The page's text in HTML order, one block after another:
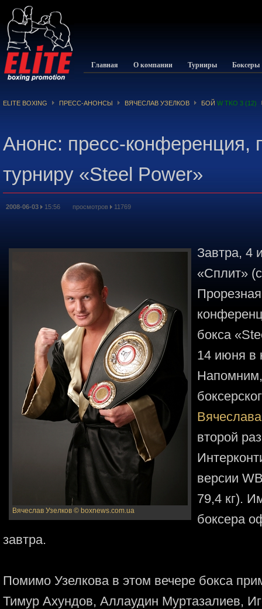
Главная О компании Турниры Боксеры
ELITE BOXING ПРЕСС-АНОНСЫ ВЯЧЕСЛАВ УЗЕЛКОВ БОЙ W TKO 3 (12)
Анонс: пресс-конференция,
турниру «Steel Power»
2008-06-03 15:56 просмотров 11769
Вячеслав Узелков © boxnews.com.ua
Завтра, 4
«Сплит»
бокса
14 июня в
второй
версии
79,4 кг).
боксера
завтра.
Помимо Узелкова в этом вечере бокса
Тимур Ахундов, Аллаудин Муртазалиев,